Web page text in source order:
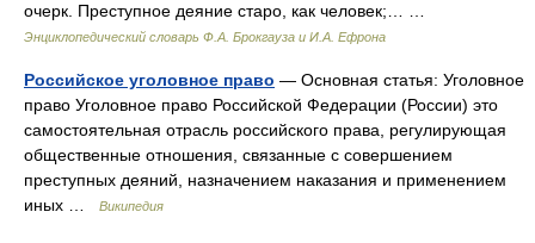
очерк. Преступное деяние старо, как человек;… …
Энциклопедический словарь Ф.А. Брокгауза и И.А. Ефрона
Российское уголовное право — Основная статья: Уголовное
право Уголовное право Российской Федерации (России) это
самостоятельная отрасль российского права, регулирующая
общественные отношения, связанные с совершением
преступных деяний, назначением наказания и применением
иных …
Википедия